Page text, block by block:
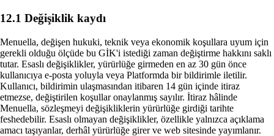
12.1 Değişiklik kaydı
Menuella, değişen hukuki, teknik veya ekonomik koşullara uyum için
gerekli olduğu ölçüde bu GİK'i istediği zaman değiştirme hakkını saklı
tutar. Esaslı değişiklikler, yürürlüğe girmeden en az 30 gün önce
kullanıcıya e-posta yoluyla veya Platformda bir bildirimle iletilir.
Kullanıcı, bildirimin ulaşmasından itibaren 14 gün içinde itiraz
etmezse, değiştirilen koşullar onaylanmış sayılır. İtiraz hâlinde
Menuella, sözleşmeyi değişikliklerin yürürlüğe girdiği tarihte
feshedebilir. Esaslı olmayan değişiklikler, özellikle yalnızca açıklama
amacı taşıyanlar, derhâl yürürlüğe girer ve web sitesinde yayımlanır.